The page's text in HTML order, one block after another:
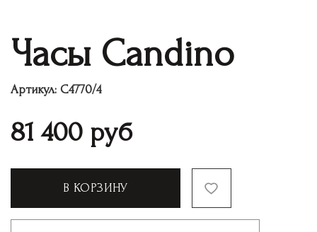
Часы Candino
Артикул: C4770/4
81 400 руб
В КОРЗИНУ